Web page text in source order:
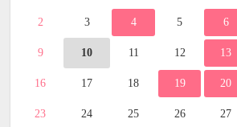
2 3 4 5 6
9 10 11 12 13
16 17 18 19 20
23 24 25 26 27